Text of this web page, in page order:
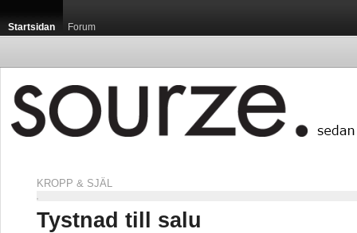
Startsidan Forum
KROPP & SJÄL
Tystnad till salu